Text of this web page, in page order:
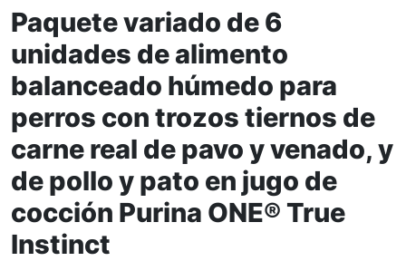
Paquete variado de 6
unidades de alimento
balanceado húmedo para
perros con trozos tiernos de
carne real de pavo y venado, y
de pollo y pato en jugo de
cocción Purina ONE® True
Instinct